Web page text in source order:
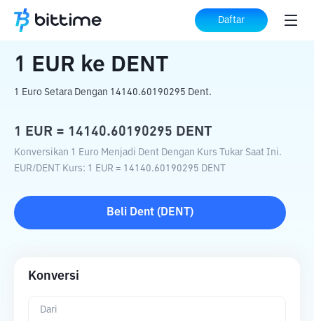
Daftar
Beranda Konverter Kripto ke DENT
1 EUR ke DENT
1 Euro Setara Dengan 14140.60190295 Dent.
1 EUR = 14140.60190295 DENT
Konversikan 1 Euro Menjadi Dent Dengan Kurs Tukar Saat Ini.
EUR/DENT Kurs: 1 EUR = 14140.60190295 DENT
Beli Dent ( DENT )
Konversi
Dari